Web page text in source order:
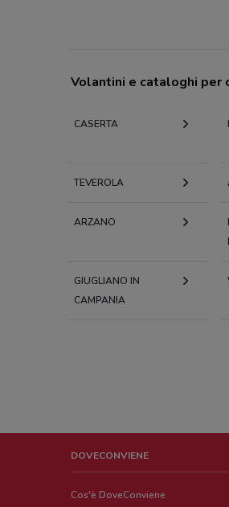
Volantini e cataloghi per
CASERTA
TEVEROLA
ARZANO
GIUGLIANO IN
CAMPANIA
DOVECONVIENE
Cos'è DoveConviene